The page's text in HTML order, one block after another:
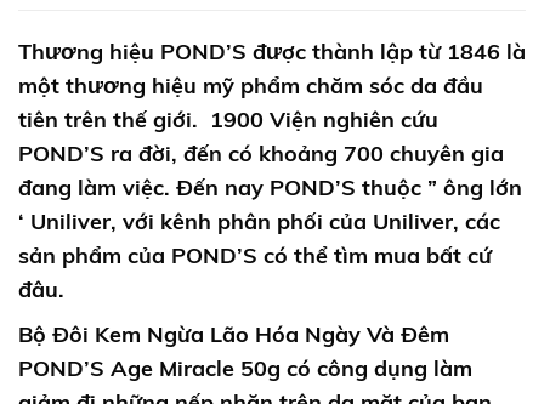
Thương hiệu POND’S được thành lập từ 1846 là
một thương hiệu mỹ phẩm chăm sóc da đầu
tiên trên thế giới. 1900 Viện nghiên cứu
POND’S ra đời, đến có khoảng 700 chuyên gia
đang làm việc. Đến nay POND’S thuộc ” ông lớn
‘ Uniliver, với kênh phân phối của Uniliver, các
sản phẩm của POND’S có thể tìm mua bất cứ
đâu.
Bộ Đôi Kem Ngừa Lão Hóa Ngày Và Đêm
POND’S Age Miracle 50g có công dụng làm